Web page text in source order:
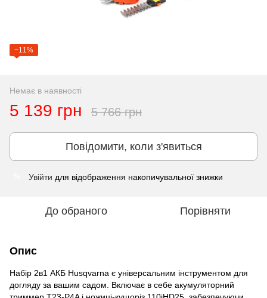
−11%
Немає в наявності
5 139 грн 5 766 грн
Повідомити, коли з'явиться
Увійти для відображення накопичувальної знижки
До обраного Порівняти
Опис
Набір 2в1 АКБ Husqvarna є універсальним інструментом для
догляду за вашим садом. Включає в себе акумуляторний